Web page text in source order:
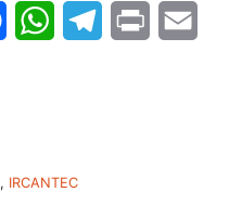
FacebookWhatsAppTelegram
Print
, IRCANTEC